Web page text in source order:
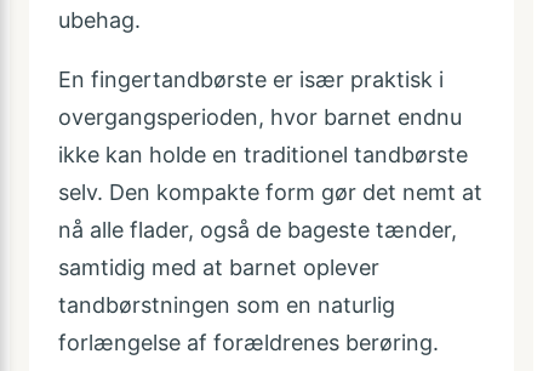
ubehag.
En fingertandbørste er især praktisk i
overgangsperioden, hvor barnet endnu
ikke kan holde en traditionel tandbørste
selv. Den kompakte form gør det nemt at
nå alle flader, også de bageste tænder,
samtidig med at barnet oplever
tandbørstningen som en naturlig
forlængelse af forældrenes berøring.